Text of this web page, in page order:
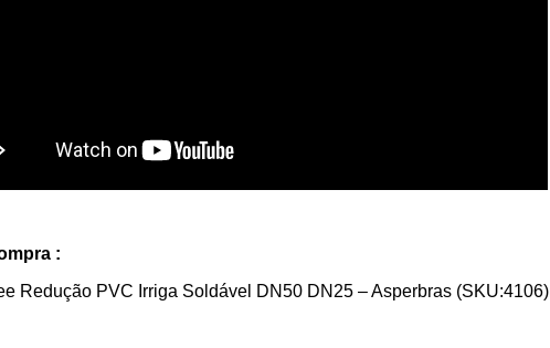
:
Redução PVC Irriga Soldável DN50 DN25 – Asperbras (SKU:4106)